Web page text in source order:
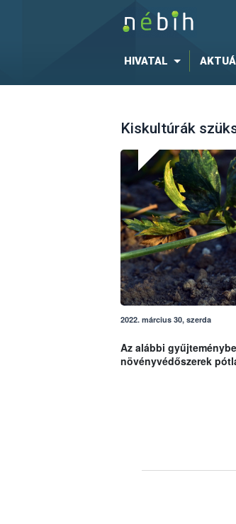
HIVATAL
Kiskultúrák
2022. március 30, szerda
Az alábbi
növényvédőszerek